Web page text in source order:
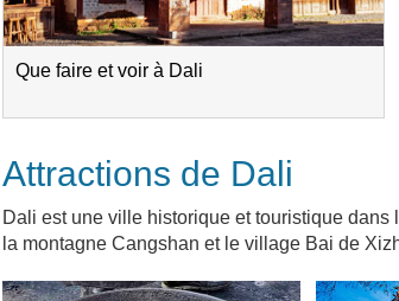
Que faire et voir à Dali
Attractions de Dali
Dali est une ville historique et touristique
la montagne Cangshan et le village Bai de